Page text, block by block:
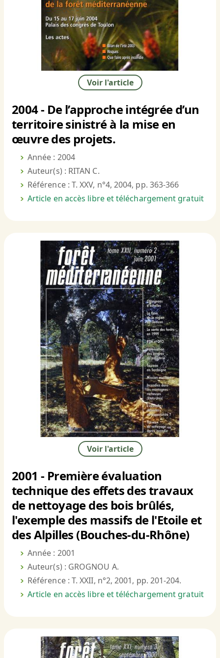
Voir l'article
2004 - De l’approche intégrée d’un
territoire sinistré à la mise en
œuvre des projets.
Année : 2004
Auteur(s) : RITAN C.
Référence : T. XXV, n°4, 2004, pp. 363-366
Article en accès libre et téléchargement gratuit
Voir l'article
2001 - Première évaluation
technique des effets des travaux
de nettoyage des bois brûlés,
l'exemple des massifs de l'Etoile et
des Alpilles (Bouches-du-Rhône)
Année : 2001
Auteur(s) : GROGNOU A.
Référence : T. XXII, n°2, 2001, pp. 201-204.
Article en accès libre et téléchargement gratuit